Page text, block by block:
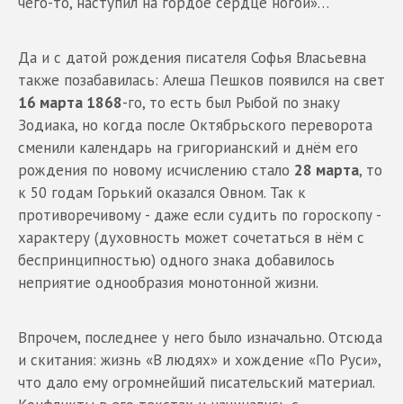
Да и с датой рождения писателя Софья Власьевна
также позабавилась: Алеша Пешков появился на свет
16 марта 1868-го, то есть был Рыбой по знаку
Зодиака, но когда после Октябрьского переворота
сменили календарь на григорианский и днём его
рождения по новому исчислению стало 28 марта, то
к 50 годам Горький оказался Овном. Так к
противоречивому - даже если судить по гороскопу -
характеру (духовность может сочетаться в нём с
беспринципностью) одного знака добавилось
неприятие однообразия монотонной жизни.
Впрочем, последнее у него было изначально. Отсюда
и скитания: жизнь «В людях» и хождение «По Руси»,
что дало ему огромнейший писательский материал.